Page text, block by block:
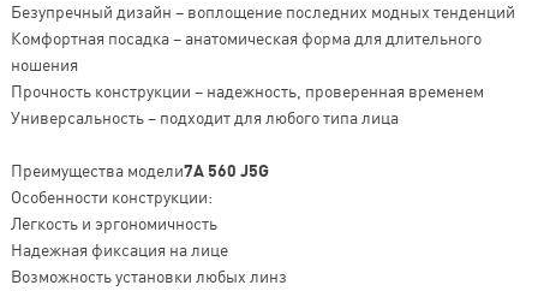
Безупречный дизайн – воплощение последних модных тенденций
Комфортная посадка – анатомическая форма для длительного
ношения
Прочность конструкции – надежность, проверенная временем
Универсальность – подходит для любого типа лица
Преимущества модели7A 560 J5G
Особенности конструкции:
Легкость и эргономичность
Надежная фиксация на лице
Возможность установки любых линз